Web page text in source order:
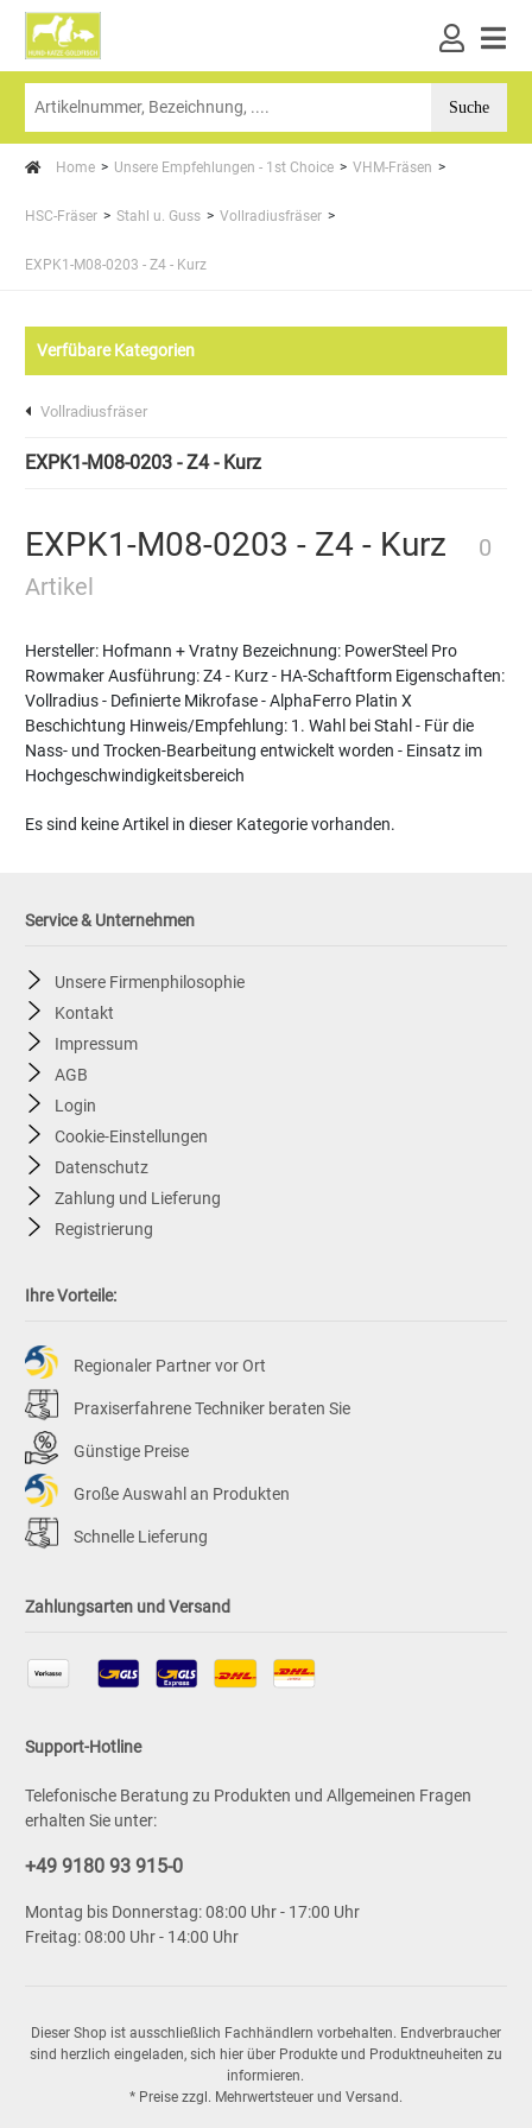
Home Unsere Empfehlungen - 1st Choice VHM-Fräsen
HSC-Fräser Stahl u. Guss Vollradiusfräser
EXPK1-M08-0203 - Z4 - Kurz
Verfübare Kategorien
Vollradiusfräser
EXPK1-M08-0203 - Z4 - Kurz
EXPK1-M08-0203 - Z4 - Kurz
0
Artikel
Hersteller: Hofmann + Vratny Bezeichnung: PowerSteel Pro
Rowmaker Ausführung: Z4 - Kurz - HA-Schaftform Eigenschaften:
Vollradius - Definierte Mikrofase - AlphaFerro Platin X
Beschichtung Hinweis/Empfehlung: 1. Wahl bei Stahl - Für die
Nass- und Trocken-Bearbeitung entwickelt worden - Einsatz im
Hochgeschwindigkeitsbereich
Es sind keine Artikel in dieser Kategorie vorhanden.
Service & Unternehmen
Unsere Firmenphilosophie
Kontakt
Impressum
AGB
Login
Cookie-Einstellungen
Datenschutz
Zahlung und Lieferung
Registrierung
Ihre Vorteile:
Regionaler Partner vor Ort
Praxiserfahrene Techniker beraten Sie
Günstige Preise
Große Auswahl an Produkten
Schnelle Lieferung
Zahlungsarten und Versand
Support-Hotline
Telefonische Beratung zu Produkten und Allgemeinen Fragen
erhalten Sie unter:
+49 9180 93 915-0
Montag bis Donnerstag: 08:00 Uhr - 17:00 Uhr
Freitag: 08:00 Uhr - 14:00 Uhr
Dieser Shop ist ausschließlich Fachhändlern vorbehalten. Endverbraucher
sind herzlich eingeladen, sich hier über Produkte und Produktneuheiten zu
informieren.
* Preise zzgl. Mehrwertsteuer und Versand.